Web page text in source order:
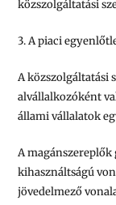
közszolgáltatási
3. A piaci
A közszolgáltatási
alvállalkozóként
állami vállalatok
A
kihasználtságú
jövedelmező